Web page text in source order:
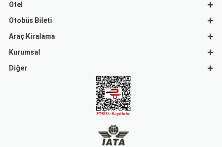
Otel
Otobüs Bileti
Araç Kiralama
Kurumsal
Diğer